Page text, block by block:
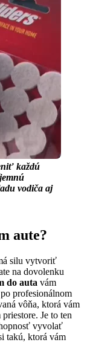
každú
vodiča aj
aute?
silu vytvoriť
na dovolenku
do auta vám
profesionálnom
vôňa, ktorá vám
Je to ten
vyvolať
takú, ktorá vám